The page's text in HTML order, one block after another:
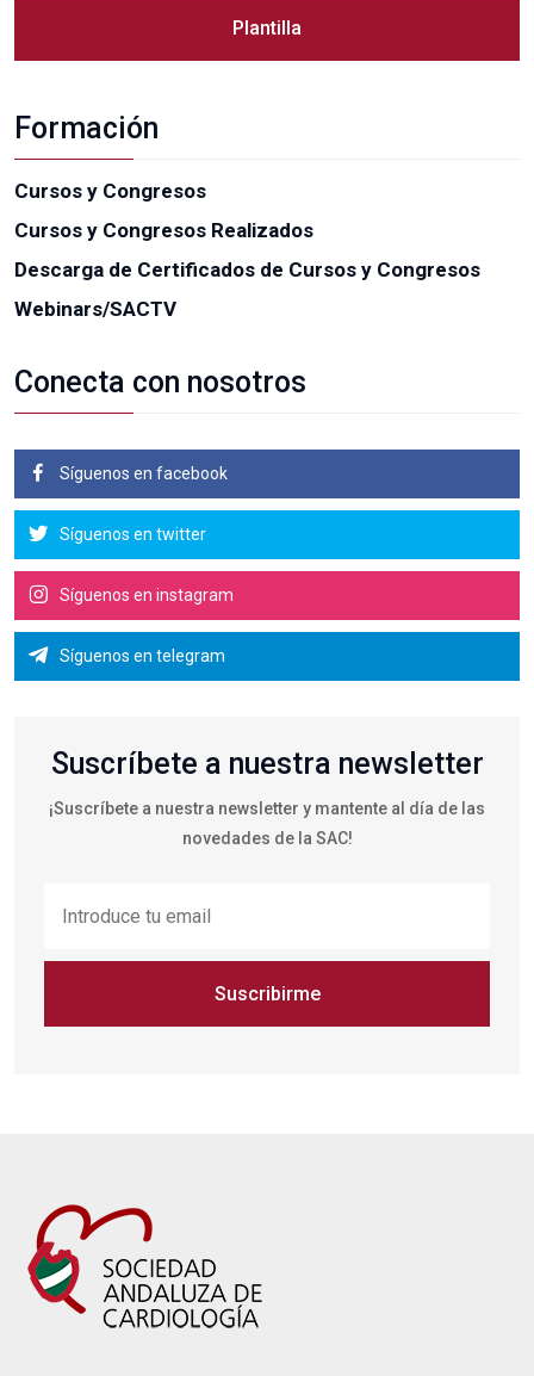
Plantilla
Formación
Cursos y Congresos
Cursos y Congresos Realizados
Descarga de Certificados de Cursos y Congresos
Webinars/SACTV
Conecta con nosotros
Síguenos en facebook
Síguenos en twitter
Síguenos en instagram
Síguenos en telegram
Suscríbete a nuestra newsletter
¡Suscríbete a nuestra newsletter y mantente al día de las
novedades de la SAC!
Suscribirme